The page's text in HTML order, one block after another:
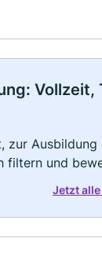
Vollzeit,
zur
filtern und
Jetzt